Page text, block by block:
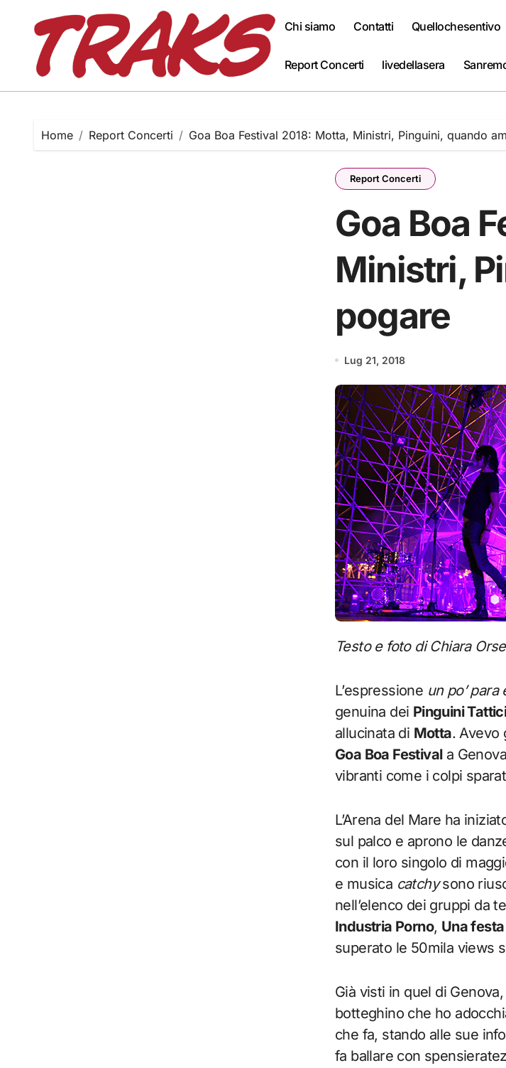
content
Chi siamo Contatti Quellochesentivo
Report Concerti livedellasera
Home Report Concerti Goa Boa Festival 2018: Motta, Ministri, Pinguini, quando
Report Concerti
Goa Boa
Ministri,
pogare
Lug 21, 2018
Testo e foto di Chiara
L’espressione un po’ para
genuina dei Pinguini
allucinata di Motta. Avevo
Goa Boa Festivala
vibranti come i colpi
L’Arena del Mare ha
sul palco e aprono le
con il loro singolo di
e musica catchysono
nell’elenco dei gruppi da
Industria Porno, Una festa
superato le 50mila views
Già visti in quel di
botteghino che ho
che fa, stando alle sue
fa ballare con